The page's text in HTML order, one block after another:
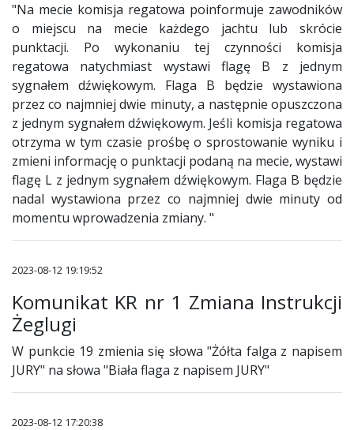
"Na mecie komisja regatowa poinformuje zawodników
o miejscu na mecie każdego jachtu lub skrócie
punktacji. Po wykonaniu tej czynności komisja
regatowa natychmiast wystawi flagę B z jednym
sygnałem dźwiękowym. Flaga B będzie wystawiona
przez co najmniej dwie minuty, a następnie opuszczona
z jednym sygnałem dźwiękowym. Jeśli komisja regatowa
otrzyma w tym czasie prośbę o sprostowanie wyniku i
zmieni informację o punktacji podaną na mecie, wystawi
flagę L z jednym sygnałem dźwiękowym. Flaga B będzie
nadal wystawiona przez co najmniej dwie minuty od
momentu wprowadzenia zmiany. "
2023-08-12 19:19:52
Komunikat KR nr 1 Zmiana Instrukcji
Żeglugi
W punkcie 19 zmienia się słowa "Żółta falga z napisem
JURY" na słowa "Biała flaga z napisem JURY"
2023-08-12 17:20:38